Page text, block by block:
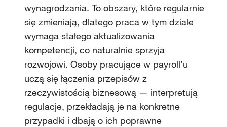
wynagrodzania. To obszary, które regularnie
się zmieniają, dlatego praca w tym dziale
wymaga stałego aktualizowania
kompetencji, co naturalnie sprzyja
rozwojowi. Osoby pracujące w payroll’u
uczą się łączenia przepisów z
rzeczywistością biznesową — interpretują
regulacje, przekładają je na konkretne
przypadki i dbają o ich poprawne